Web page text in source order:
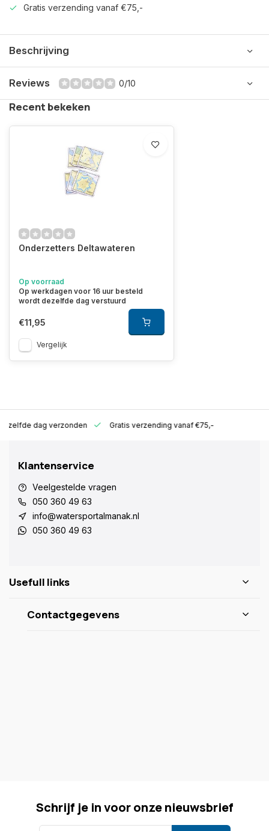
Gratis verzending vanaf €75,-
Beschrijving
Reviews 0/10
Recent bekeken
Onderzetters Deltawateren
Op voorraad
Op werkdagen voor 16 uur besteld
wordt dezelfde dag verstuurd
€11,95
Vergelijk
zelfde dag verzonden Gratis verzending vanaf €75,-
Klantenservice
Veelgestelde vragen
050 360 49 63
info@watersportalmanak.nl
050 360 49 63
Usefull links
Contactgegevens
Schrijf je in voor onze nieuwsbrief